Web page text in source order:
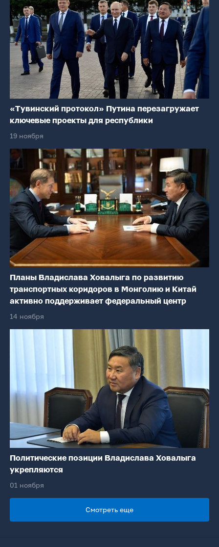
«Тувинский протокол» Путина перезагружает
ключевые проекты для республики
19 ноября
Планы Владислава Ховалыга по развитию
транспортных коридоров в Монголию и Китай
активно поддерживает федеральный центр
14 ноября
Политические позиции Владислава Ховалыга
укрепляются
01 ноября
Смотреть еще